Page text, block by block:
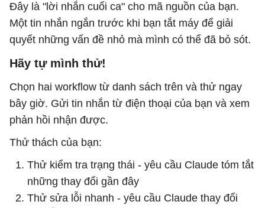
Đây là "lời nhắn cuối ca" cho mã nguồn của bạn.
Một tin nhắn ngắn trước khi bạn tắt máy để giải
quyết những vấn đề nhỏ mà mình có thể đã bỏ sót.
Hãy tự mình thử!
Chọn hai workflow từ danh sách trên và thử ngay
bây giờ. Gửi tin nhắn từ điện thoại của bạn và xem
phản hồi nhận được.
Thử thách của bạn:
Thử kiểm tra trạng thái - yêu cầu Claude tóm tắt
những thay đổi gần đây
Thử sửa lỗi nhanh - yêu cầu Claude thay đổi